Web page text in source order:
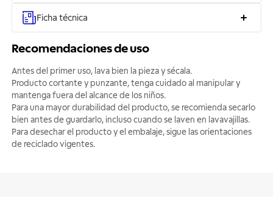
Ficha técnica
Recomendaciones de uso
Antes del primer uso, lava bien la pieza y sécala.
Producto cortante y punzante, tenga cuidado al manipular y
mantenga fuera del alcance de los niños.
Para una mayor durabilidad del producto, se recomienda secarlo
bien antes de guardarlo, incluso cuando se laven en lavavajillas.
Para desechar el producto y el embalaje, sigue las orientaciones
de reciclado vigentes.